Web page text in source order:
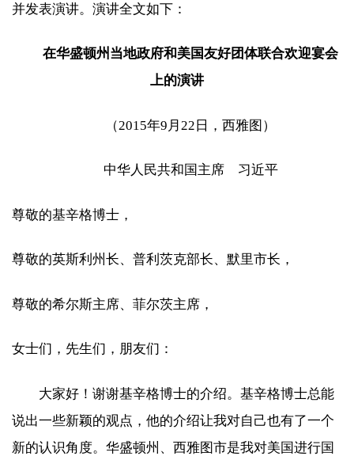
并发表演讲。演讲全文如下：
在华盛顿州当地政府和美国友好团体联合欢迎宴会
上的演讲
（2015年9月22日，西雅图）
中华人民共和国主席 习近平
尊敬的基辛格博士，
尊敬的英斯利州长、普利茨克部长、默里市长，
尊敬的希尔斯主席、菲尔茨主席，
女士们，先生们，朋友们：
大家好！谢谢基辛格博士的介绍。基辛格博士总能
说出一些新颖的观点，他的介绍让我对自己也有了一个
新的认识角度。华盛顿州、西雅图市是我对美国进行国